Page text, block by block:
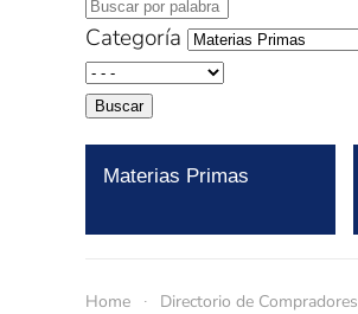
Categoría
Buscar
Materias Primas
Home Directorio de Compradores